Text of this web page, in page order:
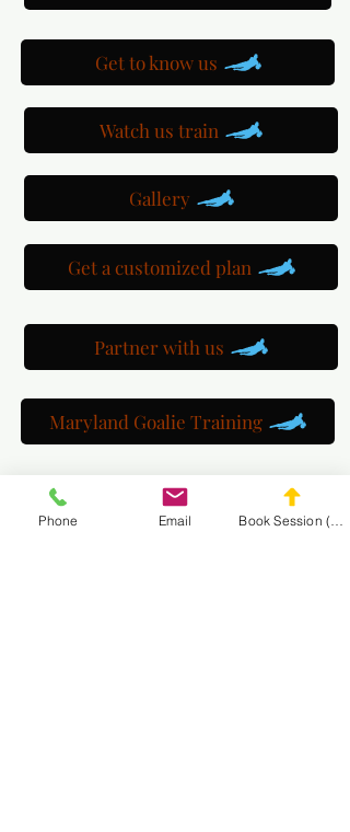
Get to know us
Watch us train
Gallery
Get a customized plan
Partner with us
Maryland Goalie Training
DC Goalie Training
Phone Email